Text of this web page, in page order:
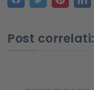
Post correlati: